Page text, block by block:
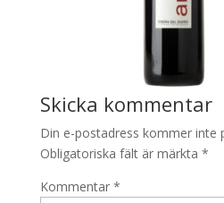
Skicka kommentar
Din e-postadress kommer inte
Obligatoriska fält är märkta *
Kommentar *